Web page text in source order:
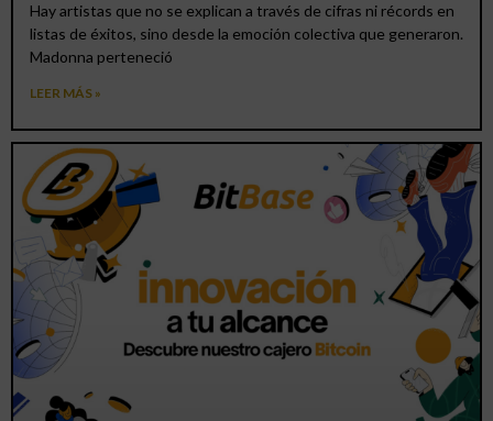
Hay artistas que no se explican a través de cifras ni récords en
listas de éxitos, sino desde la emoción colectiva que generaron.
Madonna perteneció
LEER MÁS »